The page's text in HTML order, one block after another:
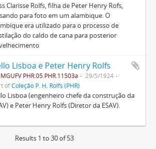
Clarisse Rolfs, filha de Peter Henry Rofs,
para foto em um alambique. O
era utilizado para o processo de
do caldo de cana para posterior
Lisboa e Peter Henry Rolfs
MGUFV PHR.05.PHR.11503a
29/5/1924
ofColeção P. H. Rolfs (PHR)
Lisboa (engenheiro chefe da construção da
e Peter Henry Rolfs (Diretor da ESAV).
Results 1 to 30 of 53